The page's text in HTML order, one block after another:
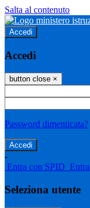
Salta al contenuto
Accedi
Accedi
button close ×
Password dimenticata?
-
Entra con SPID
Seleziona utente